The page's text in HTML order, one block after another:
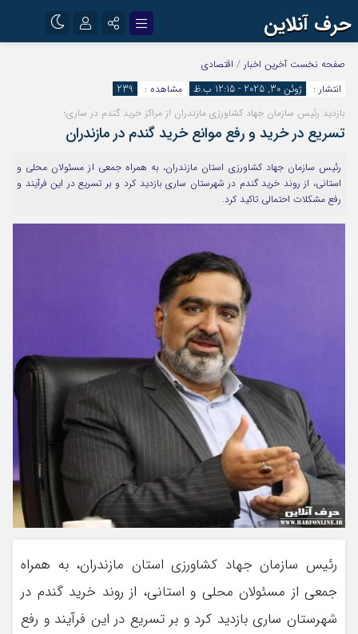
حرف آنلاین
اینستاگرام
آپارات
رمز عبور
مرا به خاطر بسپار
صفحه نخست آخرین اخبار / اقتصادی
انتشار :
ژوئن 30, 2025 - 12:15 ب.ظ مشاهده :
239
بازدید رئیس سازمان جهاد کشاورزی مازندران از مراکز خرید گندم در ساری؛
تسریع در خرید و رفع موانع خرید گندم در مازندران
رئیس سازمان جهاد کشاورزی استان مازندران، به همراه جمعی از مسئولان محلی و
استانی، از روند خرید گندم در شهرستان ساری بازدید کرد و بر تسریع در این فرآیند و
رفع مشکلات احتمالی تاکید کرد.
رئیس سازمان جهاد کشاورزی استان مازندران، به همراه
جمعی از مسئولان محلی و استانی، از روند خرید گندم در
شهرستان ساری بازدید کرد و بر تسریع در این فرآیند و رفع